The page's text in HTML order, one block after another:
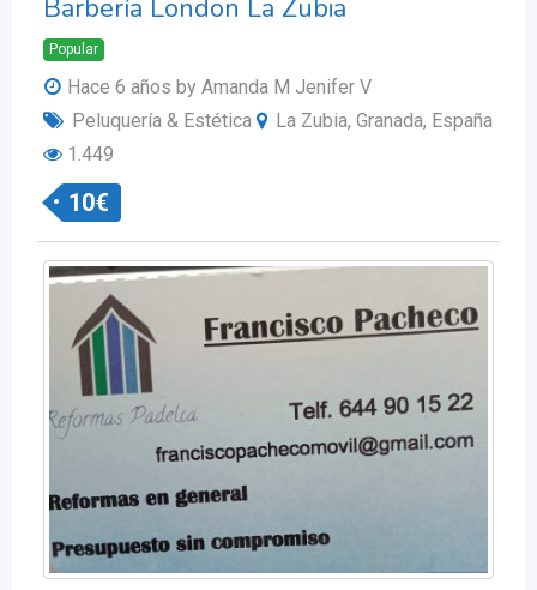
Barbería London La Zubia
Popular
Hace 6 años by Amanda M Jenifer V
Peluquería & Estética
La Zubia, Granada, España
1.449
10€